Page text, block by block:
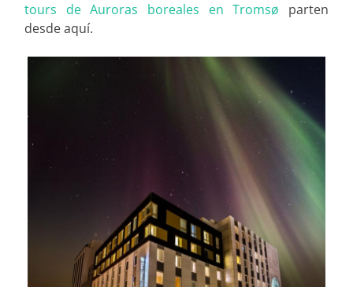
tours de Auroras boreales en Tromsø parten
desde aquí.